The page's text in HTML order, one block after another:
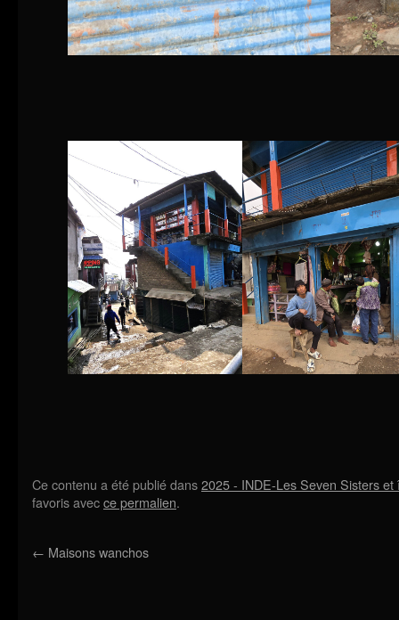
Ce contenu a été publié dans2025 - INDE-Les Seven Sisters
favoris avecce permalien.
← Maisons wanchos